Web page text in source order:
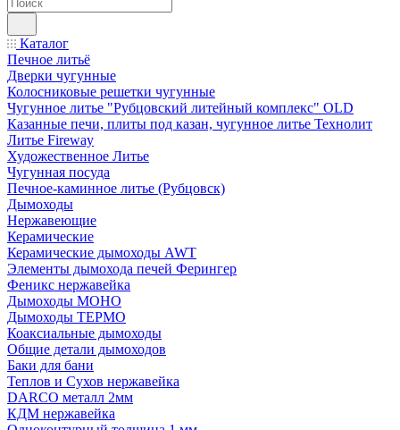
Каталог
Печное литьё
Дверки чугунные
Колосниковые решетки чугунные
Чугунное литье "Рубцовский литейный комплекс" OLD
Казанные печи, плиты под казан, чугунное литье Технолит
Литье Fireway
Художественное Литье
Чугунная посуда
Печное-каминное литье (Рубцовск)
Дымоходы
Нержавеющие
Керамические
Керамические дымоходы AWT
Элементы дымохода печей Ферингер
Феникс нержавейка
Дымоходы МОНО
Дымоходы ТЕРМО
Коаксиальные дымоходы
Общие детали дымоходов
Баки для бани
Теплов и Сухов нержавейка
DARCO металл 2мм
КДМ нержавейка